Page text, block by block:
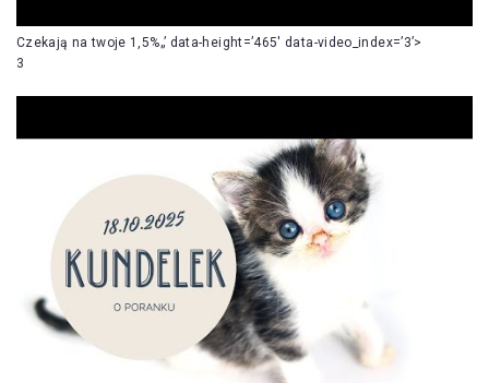
Czekają na twoje 1,5%„’ data-height=’465′ data-video_index=’3’>
3